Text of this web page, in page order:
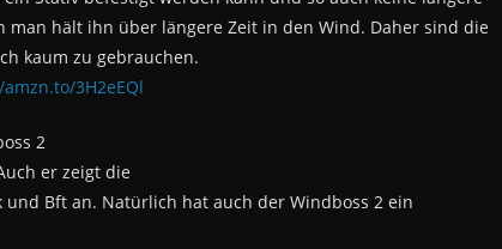
man hält ihn über längere Zeit in den Wind. Daher sind die
kaum zu gebrauchen.
3H2eEQl
2
er zeigt die
Bft an. Natürlich hat auch der Windboss 2 ein